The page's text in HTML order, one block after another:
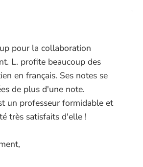
pour la collaboration
L. profite beaucoup des
en français. Ses notes se
de plus d'une note.
un professeur formidable et
très satisfaits d'elle !